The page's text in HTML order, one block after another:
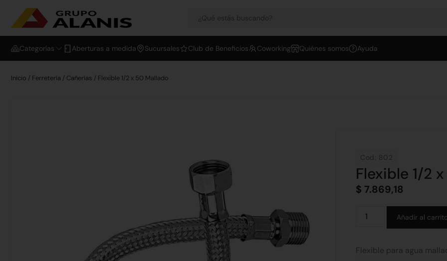
Categorías Aberturas a medida Sucursales Club de Beneficios Coworking Quiénes somos Ayuda
Inicio / Ferretería / Cañerías / Flexible 1/2 x 50 Mallado
Cod: 802
Flexible 1/2
$ 7.869,18
Añadir al
Flexible para agua